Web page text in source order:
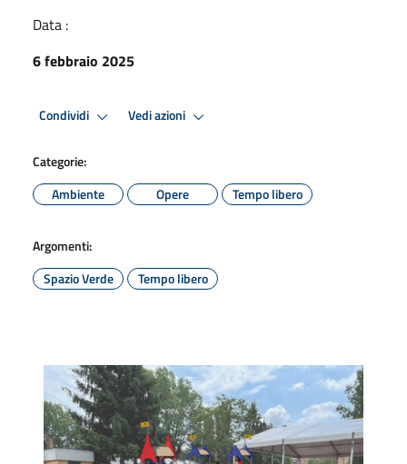
Data :
6 febbraio 2025
Condividi Vedi azioni
Categorie:
Ambiente
Opere Tempo libero
Argomenti:
Spazio Verde
Tempo libero